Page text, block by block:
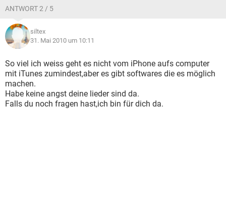
ANTWORT 2 / 5
siltex
31. Mai 2010 um 10:11
So viel ich weiss geht es nicht vom iPhone aufs computer
mit iTunes zumindest,aber es gibt softwares die es möglich
machen.
Habe keine angst deine lieder sind da.
Falls du noch fragen hast,ich bin für dich da.